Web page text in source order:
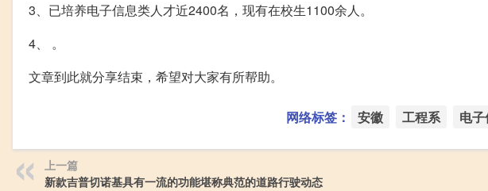
3、已培养电子信息类人才近2400名，现有在校生1100余人。
4、 。
文章到此就分享结束，希望对大家有所帮助。
网络标签： 安徽 工程系 电
上一篇
新款吉普切诺基具有一流的功能堪称典范的道路行驶动态